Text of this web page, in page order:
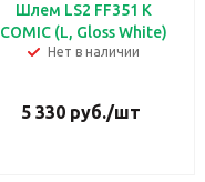
Шлем LS2 FF351 K
COMIC (L, Gloss White)
Нет в наличии
5 330 руб./шт